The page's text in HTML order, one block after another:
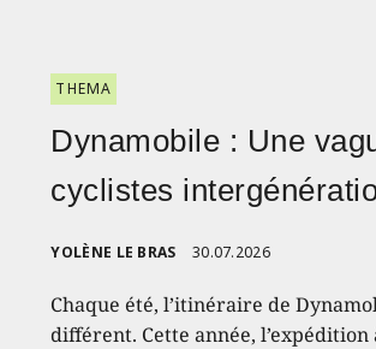
THEMA
Dynamobile : Une
cyclistes
YOLÈNE LE BRAS 30.07.2026
Chaque été, l’itinéraire de
différent. Cette année, l’expédition